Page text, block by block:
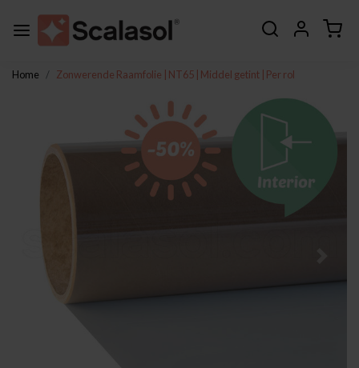
Home Zonwerende Raamfolie | NT65 | Middel getint | Per rol
Vorige